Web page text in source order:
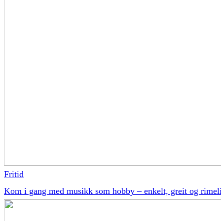
Fritid
Kom i gang med musikk som hobby – enkelt, greit og